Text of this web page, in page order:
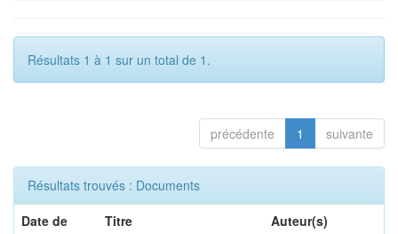
Résultats 1 à 1 sur un total de 1.
précédente 1 suivante
Résultats trouvés : Documents
Date de
Titre Auteur(s)